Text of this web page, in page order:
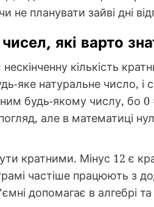
не планувати зайві дні
які варто
кількість
натуральне число, і
будь-якому числу, бо
але в математиці
кратними. Мінус 12 є
частіше працюють з
допомагає в алгебрі